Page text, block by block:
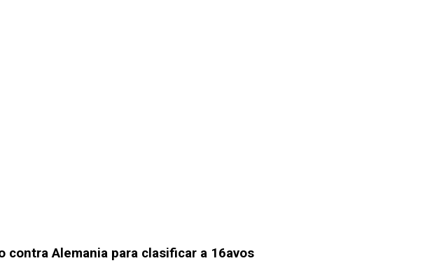
contra Alemania para clasificar a 16avos